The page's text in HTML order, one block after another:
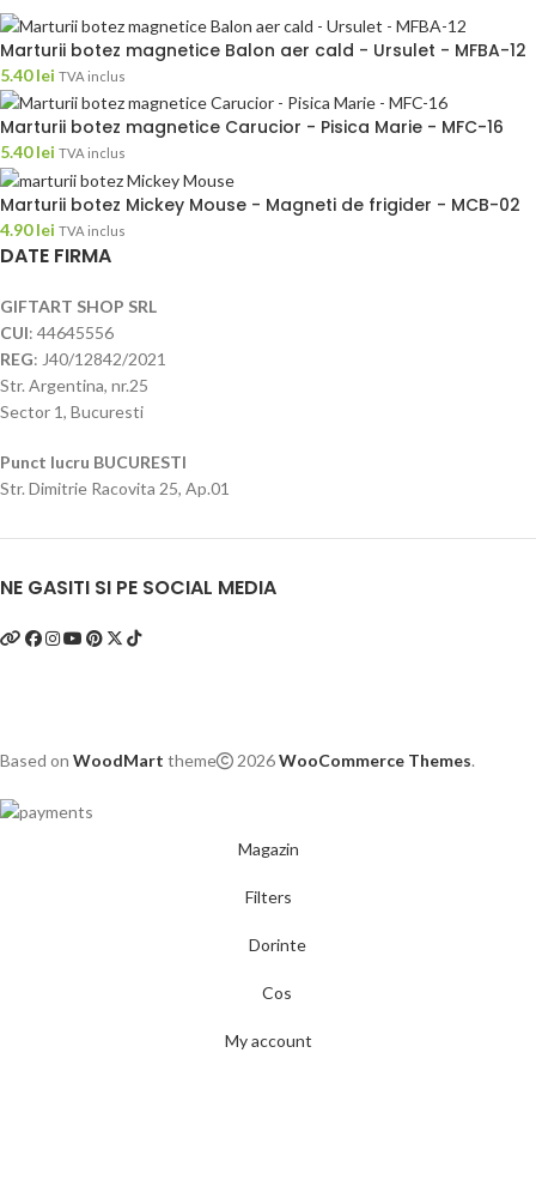
Marturii botez magnetice Balon aer cald - Ursulet - MFBA-12
5.40lei TVA inclus
Marturii botez magnetice Carucior - Pisica Marie - MFC-16
5.40lei TVA inclus
Marturii botez Mickey Mouse - Magneti de frigider - MCB-02
4.90lei TVA inclus
DATE FIRMA
GIFTART SHOP SRL
CUI: 44645556
REG: J40/12842/2021
Str. Argentina, nr.25
Sector 1, Bucuresti
Punct lucru BUCURESTI
Str. Dimitrie Racovita 25, Ap.01
NE GASITI SI PE SOCIAL MEDIA
Based on WoodMart theme 2026WooCommerce Themes.
Magazin
Filters
Dorinte
Cos
My account